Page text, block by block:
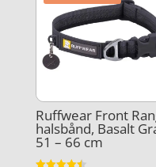
Ruffwear Front
halsbånd, Basalt
51 – 66 cm